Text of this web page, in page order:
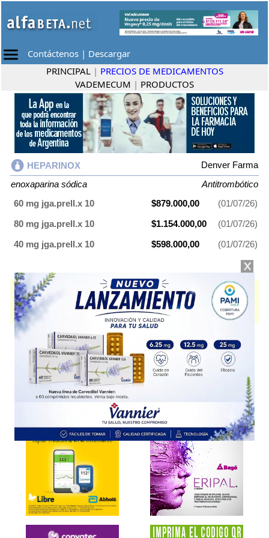
Contáctenos | Descargar
PRINCIPAL | PRECIOS DE MEDICAMENTOS
VADEMECUM | PRODUCTOS
HEPARINOX
Denver Farma
enoxaparina sódica
Antitrombótico
60 mg jga.prell.x 10
$879.000,00
(01/07/26)
80 mg jga.prell.x 10
$1.154.000,00
(01/07/26)
40 mg jga.prell.x 10
$598.000,00 (01/07/26)
HEPARINOX contieneenoxaparina sódicay se indica como
Antitrombótico
. Es producido porDenver Farmay cuenta con 3
presentaciones disponibles.
Explorar más
Otros productos conenoxaparina sódica
Otros productos deDenver Farma